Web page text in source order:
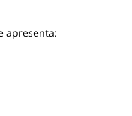
apresenta: